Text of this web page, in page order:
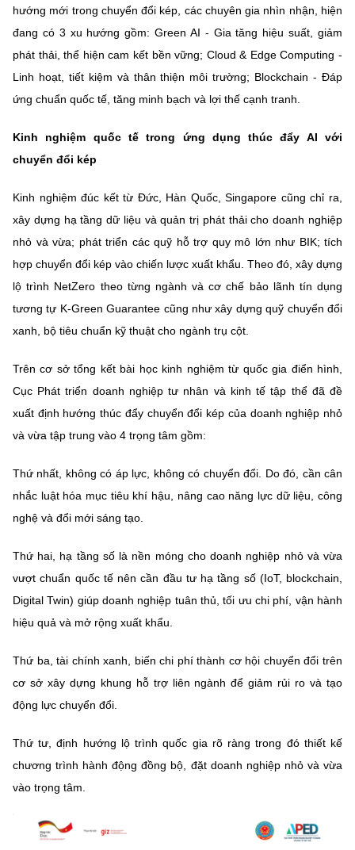
(Ghi rõ nguồn "https://mst.gov.vn" khi phát hành lại thông tin từ
website này)
hướng mới trong chuyển đổi kép, các chuyên gia nhìn nhận, hiện
đang có 3 xu hướng gồm: Green AI - Gia tăng hiệu suất, giảm
phát thải, thể hiện cam kết bền vững; Cloud & Edge Computing -
Linh hoạt, tiết kiệm và thân thiện môi trường; Blockchain - Đáp
ứng chuẩn quốc tế, tăng minh bạch và lợi thế cạnh tranh.
Kinh nghiệm quốc tế trong ứng dụng thúc đẩy AI với
chuyển đổi kép
Kinh nghiệm đúc kết từ Đức, Hàn Quốc, Singapore cũng chỉ ra,
xây dựng hạ tầng dữ liệu và quản trị phát thải cho doanh nghiệp
nhỏ và vừa; phát triển các quỹ hỗ trợ quy mô lớn như BIK; tích
hợp chuyển đổi kép vào chiến lược xuất khẩu. Theo đó, xây dựng
lộ trình NetZero theo từng ngành và cơ chế bảo lãnh tín dụng
tương tự K-Green Guarantee cũng như xây dựng quỹ chuyển đổi
xanh, bộ tiêu chuẩn kỹ thuật cho ngành trụ cột.
Trên cơ sở tổng kết bài học kinh nghiệm từ quốc gia điển hình,
Cục Phát triển doanh nghiệp tư nhân và kinh tế tập thể đã đề
xuất định hướng thúc đẩy chuyển đổi kép của doanh nghiệp nhỏ
và vừa tập trung vào 4 trọng tâm gồm:
Thứ nhất, không có áp lực, không có chuyển đổi. Do đó, cần cân
nhắc luật hóa mục tiêu khí hậu, nâng cao năng lực dữ liệu, công
nghệ và đổi mới sáng tạo.
Thứ hai, hạ tầng số là nền móng cho doanh nghiệp nhỏ và vừa
vượt chuẩn quốc tế nên cần đầu tư hạ tầng số (IoT, blockchain,
Digital Twin) giúp doanh nghiệp tuân thủ, tối ưu chi phí, vận hành
hiệu quả và mở rộng xuất khẩu.
Thứ ba, tài chính xanh, biến chi phí thành cơ hội chuyển đổi trên
cơ sở xây dựng khung hỗ trợ liên ngành để giảm rủi ro và tạo
động lực chuyển đổi.
Thứ tư, định hướng lộ trình quốc gia rõ ràng trong đó thiết kế
chương trình hành động đồng bộ, đặt doanh nghiệp nhỏ và vừa
vào trọng tâm.